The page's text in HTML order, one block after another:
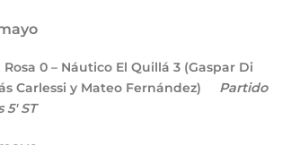
0 – Náutico El Quillá 3 (Gaspar Di
Carlessi y Mateo Fernández) Partido
ST